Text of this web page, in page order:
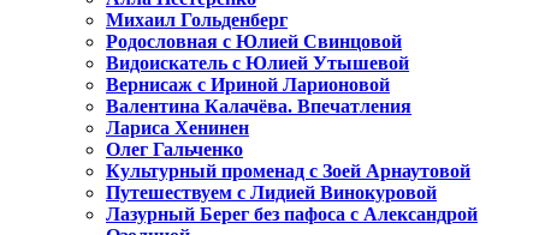
Михаил Гольденберг
Родословная с Юлией Свинцовой
Видоискатель с Юлией Утышевой
Вернисаж с Ириной Ларионовой
Валентина Калачёва. Впечатления
Лариса Хенинен
Олег Гальченко
Культурный променад с Зоей Арнаутовой
Путешествуем с Лидией Винокуровой
Лазурный Берег без пафоса с Александрой